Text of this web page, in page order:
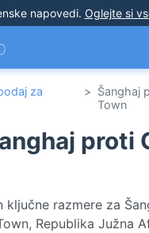
napovedi. Oglejte si
za
> Šanghaj
Town
proti
ključne razmere za
Republika Južna